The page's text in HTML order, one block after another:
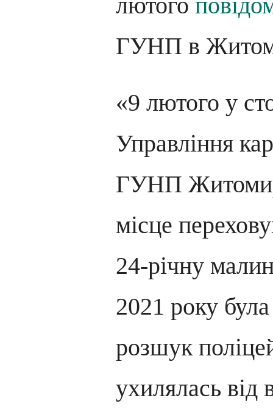
лютого
ГУНП в
«9 лютого у
Управління
ГУНП
місце
24-річну
2021 року
розшук
ухилялась від